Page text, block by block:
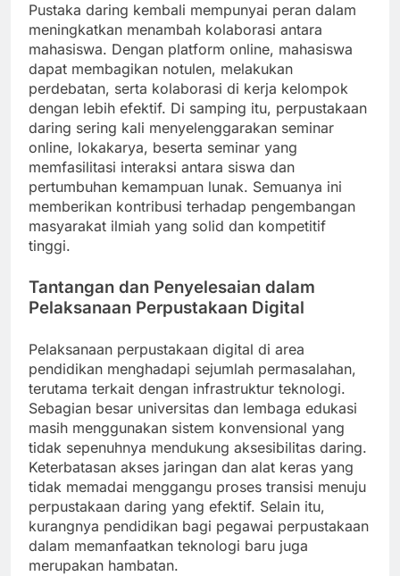
Pustaka daring kembali mempunyai peran dalam
meningkatkan menambah kolaborasi antara
mahasiswa. Dengan platform online, mahasiswa
dapat membagikan notulen, melakukan
perdebatan, serta kolaborasi di kerja kelompok
dengan lebih efektif. Di samping itu, perpustakaan
daring sering kali menyelenggarakan seminar
online, lokakarya, beserta seminar yang
memfasilitasi interaksi antara siswa dan
pertumbuhan kemampuan lunak. Semuanya ini
memberikan kontribusi terhadap pengembangan
masyarakat ilmiah yang solid dan kompetitif
tinggi.
Tantangan dan Penyelesaian dalam
Pelaksanaan Perpustakaan Digital
Pelaksanaan perpustakaan digital di area
pendidikan menghadapi sejumlah permasalahan,
terutama terkait dengan infrastruktur teknologi.
Sebagian besar universitas dan lembaga edukasi
masih menggunakan sistem konvensional yang
tidak sepenuhnya mendukung aksesibilitas daring.
Keterbatasan akses jaringan dan alat keras yang
tidak memadai menggangu proses transisi menuju
perpustakaan daring yang efektif. Selain itu,
kurangnya pendidikan bagi pegawai perpustakaan
dalam memanfaatkan teknologi baru juga
merupakan hambatan.